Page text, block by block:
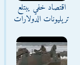
اقتصاد خفي يبتلع
تريليونات الدولارات